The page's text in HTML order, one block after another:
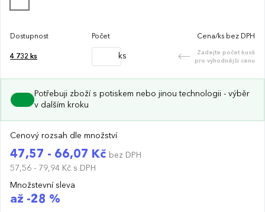
Dostupnost Počet Cena/ks bez DPH
4 732 ks ks
Zadejte počet kusů
pro výhodnější cenu
Potřebuji zboží s potiskem nebo jinou technologii - výběr
v dalším kroku
Cenový rozsah dle množství
47,57 - 66,07 Kč bez DPH
57,56 - 79,94 Kč s DPH
Množstevní sleva
až -28 %